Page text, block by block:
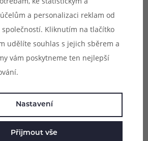
a personalizaci reklam od
společností. Kliknutím na tlačítko
udělíte souhlas s jejich sběrem a
vám poskytneme ten nejlepší
Nastavení
Přijmout vše